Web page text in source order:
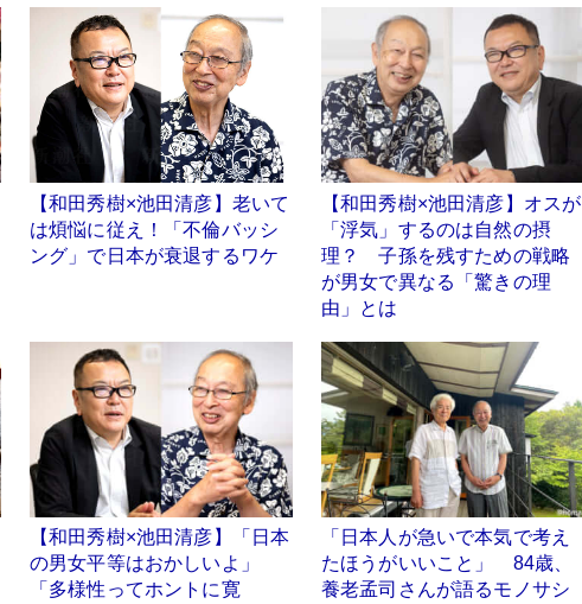
【和田秀樹×池田清彦】老いて
は煩悩に従え！「不倫バッシ
ング」で日本が衰退するワケ
【和田秀樹×池田清彦】オスが
「浮気」するのは自然の摂
理？ 子孫を残すための戦略
が男女で異なる「驚きの理
由」とは
【和田秀樹×池田清彦】「日本
の男女平等はおかしいよ」
「多様性ってホントに寛
「日本人が急いで本気で考え
たほうがいいこと」 84歳、
養老孟司さんが語るモノサシ